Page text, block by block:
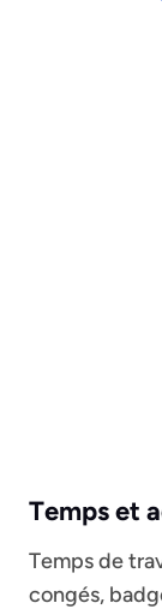
Temps et
Temps de
congés,